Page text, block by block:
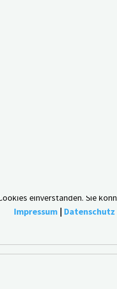
Impressum | Datenschutz
zu bieten, indem
einverstanden. Sie